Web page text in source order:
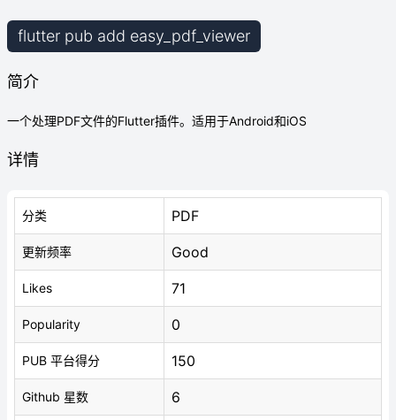
flutter pub add easy_pdf_viewer
简介
一个处理PDF文件的Flutter插件。适用于Android和iOS
详情
分类 PDF
更新频率 Good
Likes 71
Popularity 0
PUB 平台得分 150
Github 星数 6